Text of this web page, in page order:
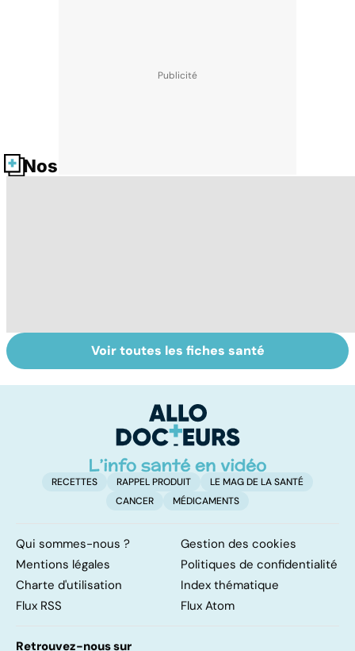
Nos fiches santé
Comment tenir
ses bonnes
Muscler ses
abdos pour
ventre plat
Voir toutes les fiches santé
RECETTES RAPPEL PRODUIT
LE MAG DE LA SANTÉ
CANCER
MÉDICAMENTS
Qui sommes-nous ?
Gestion des cookies
Mentions légales
Politiques de confidentialité
Charte d'utilisation
Index thématique
Flux RSS
Flux Atom
Retrouvez-nous sur